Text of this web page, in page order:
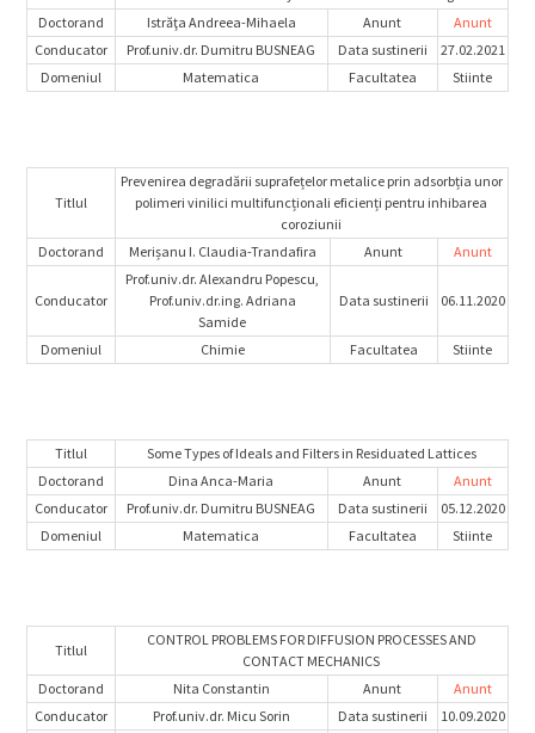
Doctorand
Istrăţa Andreea-Mihaela Anunt
Anunt
Conducator
Prof.univ.dr. Dumitru BUSNEAG Data sustinerii
27.02.2021
Domeniul
Matematica Facultatea Stiinte
Titlul
Prevenirea degradării suprafețelor metalice prin adsorbția unor
polimeri vinilici multifuncționali eficienți pentru inhibarea
coroziunii
Doctorand
Merișanu I. Claudia-Trandafira Anunt Anunt
Conducator
Prof.univ.dr. Alexandru Popescu,
Prof.univ.dr.ing. Adriana
Samide
Data sustinerii 06.11.2020
Domeniul Chimie Facultatea Stiinte
Titlul
Some Types of Ideals and Filters in Residuated Lattices
Doctorand
Dina Anca-Maria Anunt
Anunt
Conducator
Prof.univ.dr. Dumitru BUSNEAG Data sustinerii
05.12.2020
Domeniul
Matematica Facultatea Stiinte
Titlul
CONTROL PROBLEMS FOR DIFFUSION PROCESSES AND
CONTACT MECHANICS
Doctorand
Nita Constantin Anunt
Anunt
Conducator
Prof.univ.dr. Micu Sorin Data sustinerii
10.09.2020